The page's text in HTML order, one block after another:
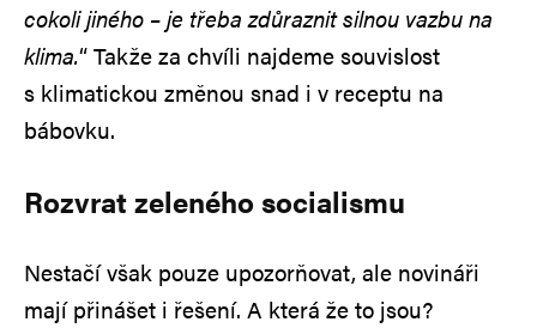
cokoli jiného – je třeba zdůraznit silnou vazbu na
klima.“ Takže za chvíli najdeme souvislost
s klimatickou změnou snad i v receptu na
bábovku.
Rozvrat zeleného socialismu
Nestačí však pouze upozorňovat, ale novináři
mají přinášet i řešení. A která že to jsou?